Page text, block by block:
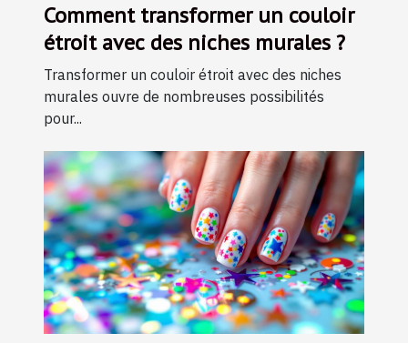
Comment transformer un couloir
étroit avec des niches murales ?
Transformer un couloir étroit avec des niches
murales ouvre de nombreuses possibilités
pour...